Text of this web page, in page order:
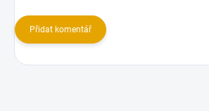
Přidat komentář